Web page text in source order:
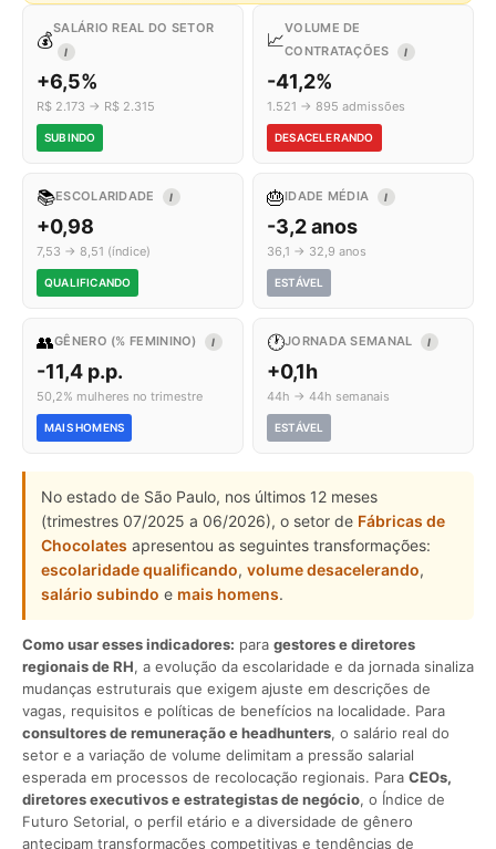
💰
SALÁRIO REAL DO SETOR
I
+6,5%
R$ 2.173 → R$ 2.315
SUBINDO
📈
VOLUME DE
CONTRATAÇÕES
I
-41,2%
1.521 → 895 admissões
DESACELERANDO
📚ESCOLARIDADE I
+0,98
7,53 → 8,51 (índice)
QUALIFICANDO
🎂IDADE MÉDIA I
-3,2 anos
36,1 → 32,9 anos
ESTÁVEL
👥GÊNERO (% FEMININO) I
-11,4 p.p.
50,2% mulheres no trimestre
MAIS HOMENS
🕐JORNADA SEMANAL I
+0,1h
44h → 44h semanais
ESTÁVEL
No estado de São Paulo, nos últimos 12 meses
(trimestres 07/2025 a 06/2026), o setor de Fábricas de
Chocolates apresentou as seguintes transformações:
escolaridade qualificando, volume desacelerando,
salário subindo e mais homens.
Como usar esses indicadores: para gestores e diretores
regionais de RH, a evolução da escolaridade e da jornada sinaliza
mudanças estruturais que exigem ajuste em descrições de
vagas, requisitos e políticas de benefícios na localidade. Para
consultores de remuneração e headhunters, o salário real do
setor e a variação de volume delimitam a pressão salarial
esperada em processos de recolocação regionais. Para CEOs,
diretores executivos e estrategistas de negócio, o Índice de
Futuro Setorial, o perfil etário e a diversidade de gênero
antecipam transformações competitivas e tendências de